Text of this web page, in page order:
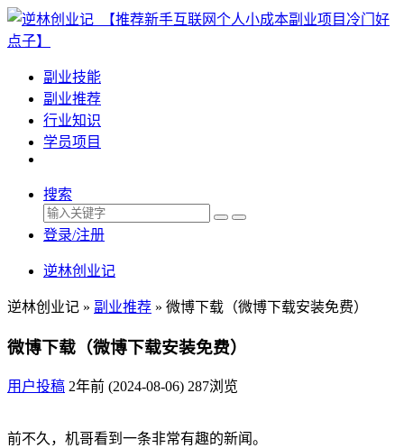
副业技能
副业推荐
行业知识
学员项目
搜索
登录/注册
逆林创业记
逆林创业记 » 副业推荐 » 微博下载（微博下载安装免费）
微博下载（微博下载安装免费）
用户投稿 2年前 (2024-08-06) 287浏览
前不久，机哥看到一条非常有趣的新闻。